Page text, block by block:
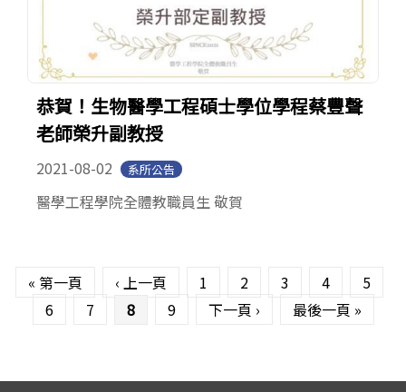
恭賀！生物醫學工程碩士學位學程蔡豐聲
老師榮升副教授
2021-08-02 系所公告
醫學工程學院全體教職員生 敬賀
« 第一頁 ‹ 上一頁 1 2 3 4
5
6
7 8 9 下一頁 › 最後一頁 »